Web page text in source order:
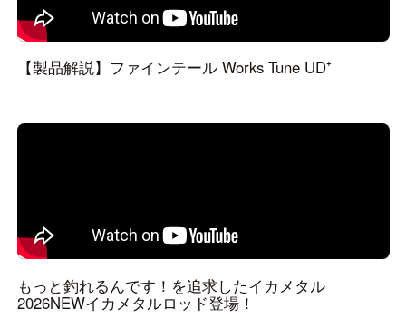
【製品解説】ファインテール Works Tune UD⁺
もっと釣れるんです！を追求したイカメタル
2026NEWイカメタルロッド登場！